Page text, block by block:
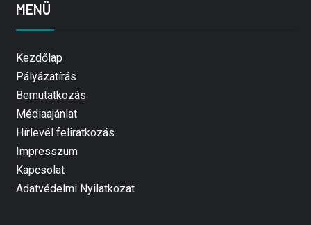
MENÜ
Kezdőlap
Pályázatírás
Bemutatkozás
Médiaajánlat
Hírlevél feliratkozás
Impresszum
Kapcsolat
Adatvédelmi Nyilatkozat